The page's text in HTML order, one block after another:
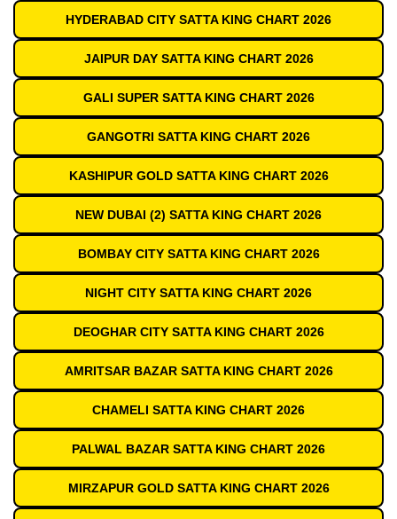
HYDERABAD CITY SATTA KING CHART 2026
JAIPUR DAY SATTA KING CHART 2026
GALI SUPER SATTA KING CHART 2026
GANGOTRI SATTA KING CHART 2026
KASHIPUR GOLD SATTA KING CHART 2026
NEW DUBAI (2) SATTA KING CHART 2026
BOMBAY CITY SATTA KING CHART 2026
NIGHT CITY SATTA KING CHART 2026
DEOGHAR CITY SATTA KING CHART 2026
AMRITSAR BAZAR SATTA KING CHART 2026
CHAMELI SATTA KING CHART 2026
PALWAL BAZAR SATTA KING CHART 2026
MIRZAPUR GOLD SATTA KING CHART 2026